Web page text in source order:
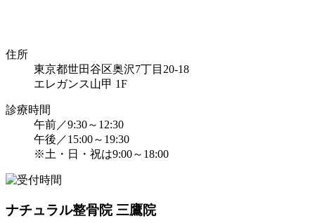
住所
東京都世田谷区奥沢7丁目20-18
エレガンス山甲 1F
診療時間
午前／9:30～12:30
午後／15:00～19:30
※土・日・祝は9:00～18:00
ナチュラル整骨院 三鷹院